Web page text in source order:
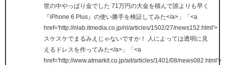
世の中やっぱり金でした 71万円の大金を積んで誰よりも早く
『iPhone 6 Plus』の使い勝手を検証してみた</a>」「<a
href='http://nlab.itmedia.co.jp/nl/articles/1502/27/news152.html'>
スケスケでまるみえじゃないですか！ 人によっては透明に見
えるドレスを作ってみた</a>」「<a
href='http://www.atmarkit.co.jp/ait/articles/1401/08/news082.html'>